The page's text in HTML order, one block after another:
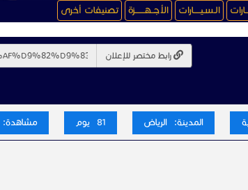
الـسـيـــــارات الأجــهـــــــزة تصنيفات أخرى
رابط مختصر للإعلان
المدينة: الرياض 81 يوم مشاهدة: 209